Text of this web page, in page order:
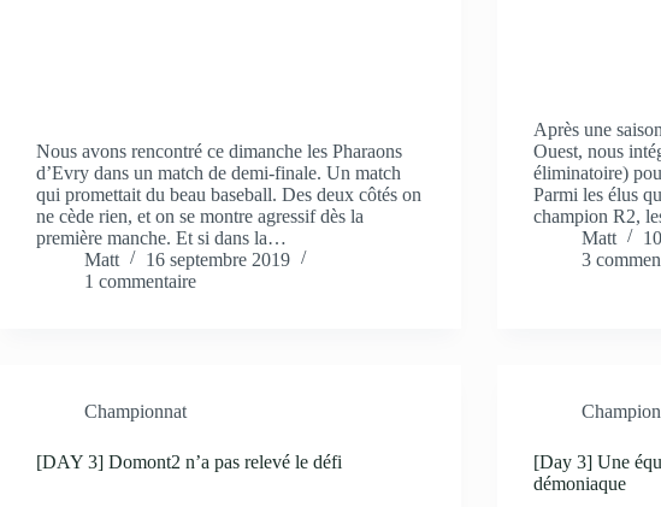
Nous avons rencontré ce dimanche les Pharaons
d’Evry dans un match de demi-finale. Un match
qui promettait du beau baseball. Des deux côtés on
ne cède rien, et on se montre agressif dès la
première manche. Et si dans la…
Matt
16 septembre 2019
1 commentaire
Après une
Ouest, nous
éliminatoire)
Parmi les élus
champion R2,
Matt
3
Championnat
[DAY 3] Domont2 n’a pas relevé le défi
[Day 3] Une
démoniaque